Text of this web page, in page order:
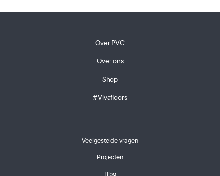
Over PVC
Over ons
Shop
#Vivafloors
Veelgestelde vragen
Projecten
Blog